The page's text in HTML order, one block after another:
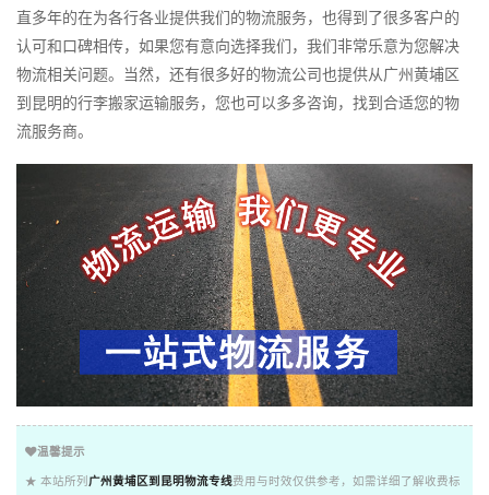
直多年的在为各行各业提供我们的物流服务，也得到了很多客户的
认可和口碑相传，如果您有意向选择我们，我们非常乐意为您解决
物流相关问题。当然，还有很多好的物流公司也提供从广州黄埔区
到昆明的行李搬家运输服务，您也可以多多咨询，找到合适您的物
流服务商。
温馨提示
★ 本站所列 广州黄埔区到昆明物流专线费用与时效仅供参考，如需详细了解收费标